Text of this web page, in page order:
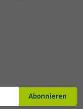
Abonnieren